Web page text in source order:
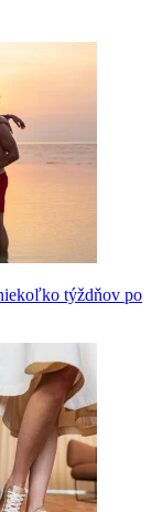
týždňov po